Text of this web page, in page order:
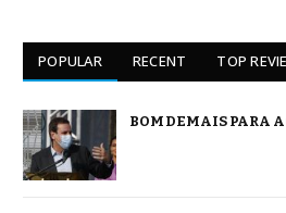
POPULAR RECENT TOP
BOM DEMAIS PARA